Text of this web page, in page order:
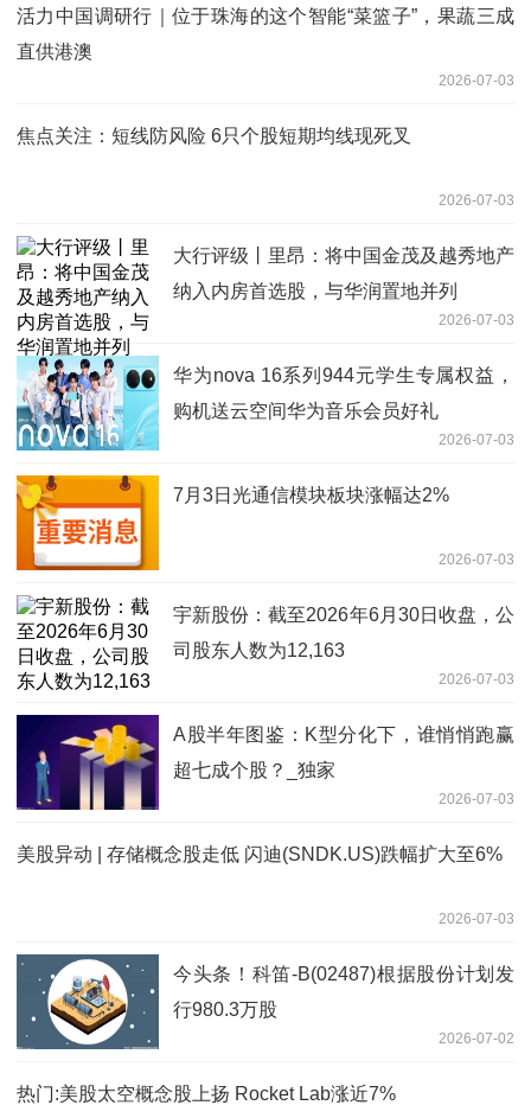
活力中国调研行｜位于珠海的这个智能“菜篮子”，果蔬三成
直供港澳
2026-07-03
焦点关注：短线防风险 6只个股短期均线现死叉
2026-07-03
大行评级丨里昂：将中国金茂及越秀地产
纳入内房首选股，与华润置地并列
2026-07-03
华为nova 16系列944元学生专属权益，
购机送云空间华为音乐会员好礼
2026-07-03
7月3日光通信模块板块涨幅达2%
2026-07-03
宇新股份：截至2026年6月30日收盘，公
司股东人数为12,163
2026-07-03
A股半年图鉴：K型分化下，谁悄悄跑赢
超七成个股？_独家
2026-07-03
美股异动 | 存储概念股走低 闪迪(SNDK.US)跌幅扩大至6%
2026-07-03
今头条！科笛-B(02487)根据股份计划发
行980.3万股
2026-07-02
热门:美股太空概念股上扬 Rocket Lab涨近7%